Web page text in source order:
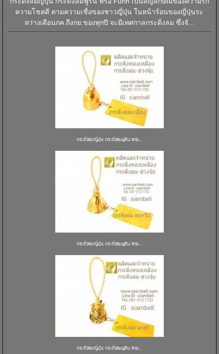
ความโชคดี ตามความเชื่อของชาวญี่ปุ่น ในหน้าร้อนของญี่ปุ่นระ
หว่างเดือนกค.ถึงกย.ของทุกปี จะมีเทศกาลกระดิ่งลม ซึ่งจั...
กระดิ่งลมญี่ปุ่น กระดิ่งลมฟูริน ลาย...
กระดิ่งลมญี่ปุ่น กระดิ่งลมฟูริน ลาย...
กระดิ่งลมญี่ปุ่น กระดิ่งลมฟูริน ลาย...